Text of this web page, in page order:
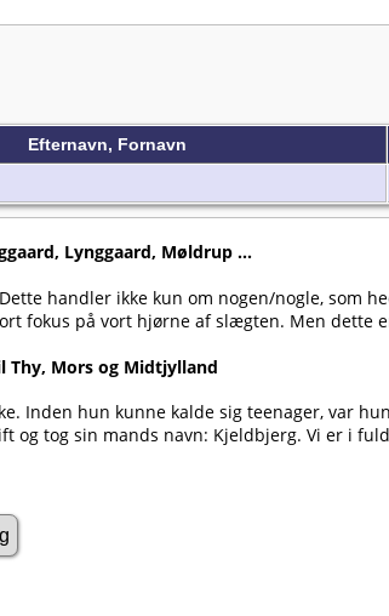
Efternavn, Fornavn
Lynggaard, Møldrup ...
handler ikke kun om nogen/nogle, som
fokus på vort hjørne af slægten. Men dette
Thy, Mors og Midtjylland
Inden hun kunne kalde sig teenager, var
og tog sin mands navn: Kjeldbjerg. Vi er i